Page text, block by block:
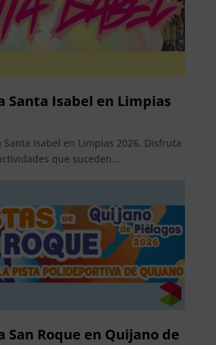
Santa Isabel en Limpias
Santa Isabel en Limpias 2026. Disfruta
que suceden...
San Roque en Quijano de